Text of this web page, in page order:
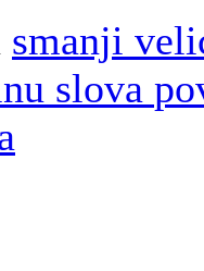
smanji